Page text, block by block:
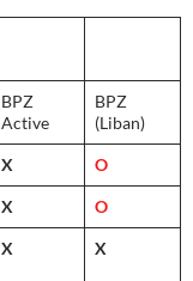
BPZ
Active
BPZ
(Liban)
X O
X O
X X